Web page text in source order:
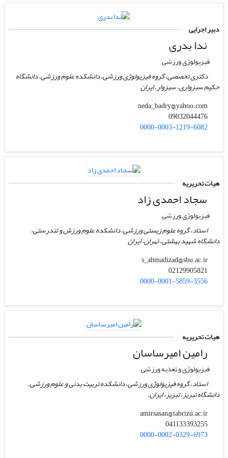
دبیر اجرایی
ندا بدری
فیزیولوژی ورزشی
دکتری تخصصی، گروه فیزیولوژی ورزشی، دانشکده علوم ورزشی، دانشگاه
حکیم سبزواری، سبزوار، ایران
neda_badry@yahoo.com
09032044476
0000-0003-1219-6082
هیات تحریریه
سجاد احمدی زاد
فیزیولوژی ورزشی
استاد، گروه علوم زیستی ورزشی، دانشکده علوم ورزش و تندرستی،
دانشگاه شهید بهشتی، تهران، ایران
s_ahmadizad@sbu.ac.ir
0000-0001-5859-3556
هیات تحریریه
رامین امیرساسان
فیزیولوژی و تغذیه ورزشی
استاد، گروه فیزیولوژی ورزشی، دانشکده تربیت بدنی و علوم ورزشی،
دانشگاه تبریز، تبریز، ایران.
amirsasan@tabrizu.ac.ir
041133393255
0000-0002-0329-6973